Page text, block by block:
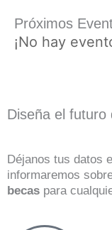
Próximos
¡No hay
Diseña el futuro
Déjanos tus datos
informaremos
becas para